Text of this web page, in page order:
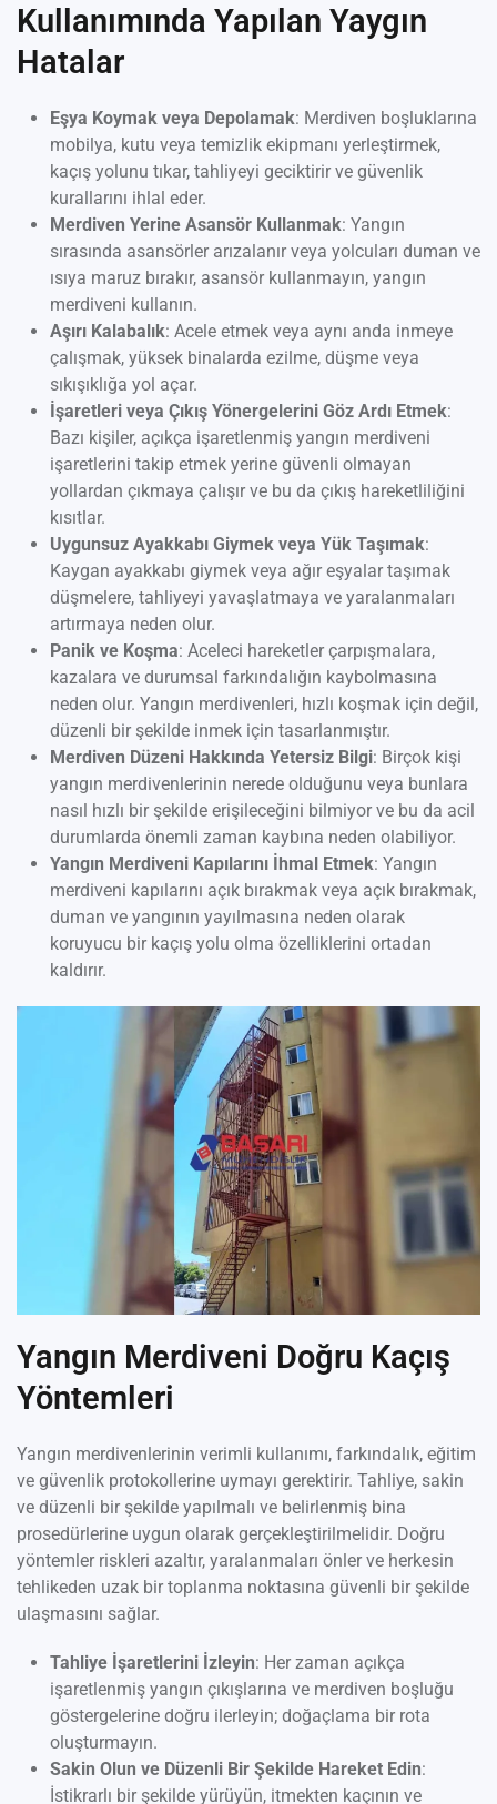
Kullanımında Yapılan Yaygın
Hatalar
Eşya Koymak veya Depolamak: Merdiven boşluklarına
mobilya, kutu veya temizlik ekipmanı yerleştirmek,
kaçış yolunu tıkar, tahliyeyi geciktirir ve güvenlik
kurallarını ihlal eder.
Merdiven Yerine Asansör Kullanmak: Yangın
sırasında asansörler arızalanır veya yolcuları duman ve
ısıya maruz bırakır, asansör kullanmayın, yangın
merdiveni kullanın.
Aşırı Kalabalık: Acele etmek veya aynı anda inmeye
çalışmak, yüksek binalarda ezilme, düşme veya
sıkışıklığa yol açar.
İşaretleri veya Çıkış Yönergelerini Göz Ardı Etmek:
Bazı kişiler, açıkça işaretlenmiş yangın merdiveni
işaretlerini takip etmek yerine güvenli olmayan
yollardan çıkmaya çalışır ve bu da çıkış hareketliliğini
kısıtlar.
Uygunsuz Ayakkabı Giymek veya Yük Taşımak:
Kaygan ayakkabı giymek veya ağır eşyalar taşımak
düşmelere, tahliyeyi yavaşlatmaya ve yaralanmaları
artırmaya neden olur.
Panik ve Koşma: Aceleci hareketler çarpışmalara,
kazalara ve durumsal farkındalığın kaybolmasına
neden olur. Yangın merdivenleri, hızlı koşmak için değil,
düzenli bir şekilde inmek için tasarlanmıştır.
Merdiven Düzeni Hakkında Yetersiz Bilgi: Birçok kişi
yangın merdivenlerinin nerede olduğunu veya bunlara
nasıl hızlı bir şekilde erişileceğini bilmiyor ve bu da acil
durumlarda önemli zaman kaybına neden olabiliyor.
Yangın Merdiveni Kapılarını İhmal Etmek: Yangın
merdiveni kapılarını açık bırakmak veya açık bırakmak,
duman ve yangının yayılmasına neden olarak
koruyucu bir kaçış yolu olma özelliklerini ortadan
kaldırır.
Yangın Merdiveni Doğru Kaçış
Yöntemleri
Yangın merdivenlerinin verimli kullanımı, farkındalık, eğitim
ve güvenlik protokollerine uymayı gerektirir. Tahliye, sakin
ve düzenli bir şekilde yapılmalı ve belirlenmiş bina
prosedürlerine uygun olarak gerçekleştirilmelidir. Doğru
yöntemler riskleri azaltır, yaralanmaları önler ve herkesin
tehlikeden uzak bir toplanma noktasına güvenli bir şekilde
ulaşmasını sağlar.
Tahliye İşaretlerini İzleyin: Her zaman açıkça
işaretlenmiş yangın çıkışlarına ve merdiven boşluğu
göstergelerine doğru ilerleyin; doğaçlama bir rota
oluşturmayın.
Sakin Olun ve Düzenli Bir Şekilde Hareket Edin:
İstikrarlı bir şekilde yürüyün, itmekten kaçının ve